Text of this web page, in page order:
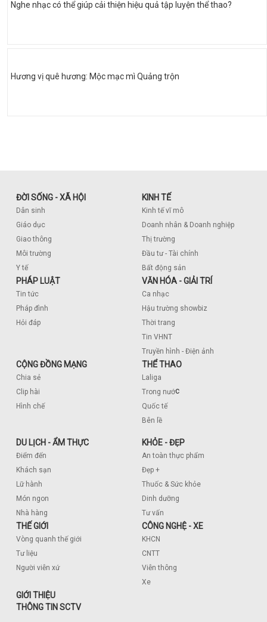
Nghe nhạc có thể giúp cải thiện hiệu quả tập luyện thể thao?
Hương vị quê hương: Mộc mạc mì Quảng trộn
ĐỜI SỐNG - XÃ HỘI
Dân sinh
Giáo dục
Giao thông
Môi trường
Y tế
KINH TẾ
Kinh tế vĩ mô
Doanh nhân & Doanh nghiệp
Thị trường
Đầu tư - Tài chính
Bất động sản
PHÁP LUẬT
Tin tức
Pháp đình
Hỏi đáp
VĂN HÓA - GIẢI TRÍ
Ca nhạc
Hậu trường showbiz
Thời trang
Tin VHNT
Truyền hình - Điện ảnh
CỘNG ĐỒNG MẠNG
Chia sẻ
Clip hài
Hình chế
THỂ THAO
Laliga
Trong nước
Quốc tế
Bên lề
DU LỊCH - ẨM THỰC
Điểm đến
Khách sạn
Lữ hành
Món ngon
Nhà hàng
KHỎE - ĐẸP
An toàn thực phẩm
Đẹp +
Thuốc & Sức khỏe
Dinh dưỡng
Tư vấn
THẾ GIỚI
Vòng quanh thế giới
Tư liệu
Người viễn xứ
CÔNG NGHỆ - XE
KHCN
CNTT
Viễn thông
Xe
GIỚI THIỆU
THÔNG TIN SCTV